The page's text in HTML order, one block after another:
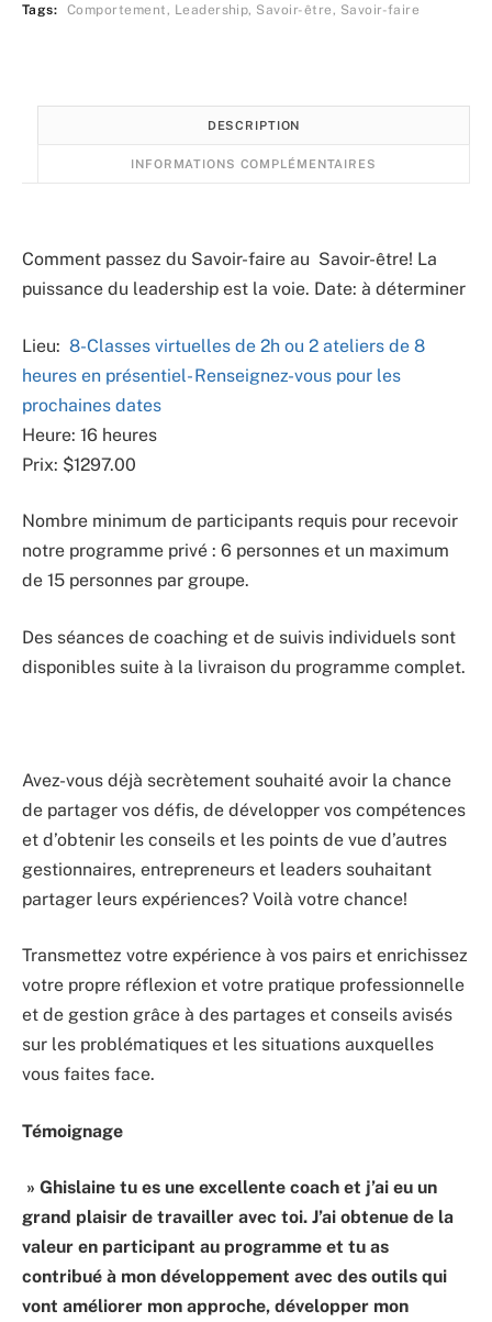
Tags: Comportement, Leadership, Savoir-être, Savoir-faire
DESCRIPTION
INFORMATIONS COMPLÉMENTAIRES
Comment passez du Savoir-faire au Savoir-être! La
puissance du leadership est la voie. Date: à déterminer
Lieu: 8-Classes virtuelles de 2h ou 2 ateliers de 8
heures en présentiel- Renseignez-vous pour les
prochaines dates
Heure: 16 heures
Prix: $1297.00
Nombre minimum de participants requis pour recevoir
notre programme privé : 6 personnes et un maximum
de 15 personnes par groupe.
Des séances de coaching et de suivis individuels sont
disponibles suite à la livraison du programme complet.
Avez-vous déjà secrètement souhaité avoir la chance
de partager vos défis, de développer vos compétences
et d’obtenir les conseils et les points de vue d’autres
gestionnaires, entrepreneurs et leaders souhaitant
partager leurs expériences? Voilà votre chance!
Transmettez votre expérience à vos pairs et enrichissez
votre propre réflexion et votre pratique professionnelle
et de gestion grâce à des partages et conseils avisés
sur les problématiques et les situations auxquelles
vous faites face.
Témoignage
» Ghislaine tu es une excellente coach et j’ai eu un
grand plaisir de travailler avec toi. J’ai obtenue de la
valeur en participant au programme et tu as
contribué à mon développement avec des outils qui
vont améliorer mon approche, développer mon